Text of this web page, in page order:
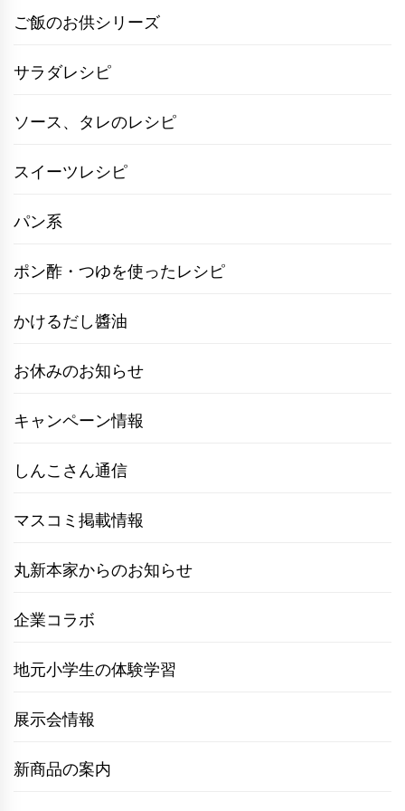
ご飯のお供シリーズ
サラダレシピ
ソース、タレのレシピ
スイーツレシピ
パン系
ポン酢・つゆを使ったレシピ
かけるだし醬油
お休みのお知らせ
キャンペーン情報
しんこさん通信
マスコミ掲載情報
丸新本家からのお知らせ
企業コラボ
地元小学生の体験学習
展示会情報
新商品の案内